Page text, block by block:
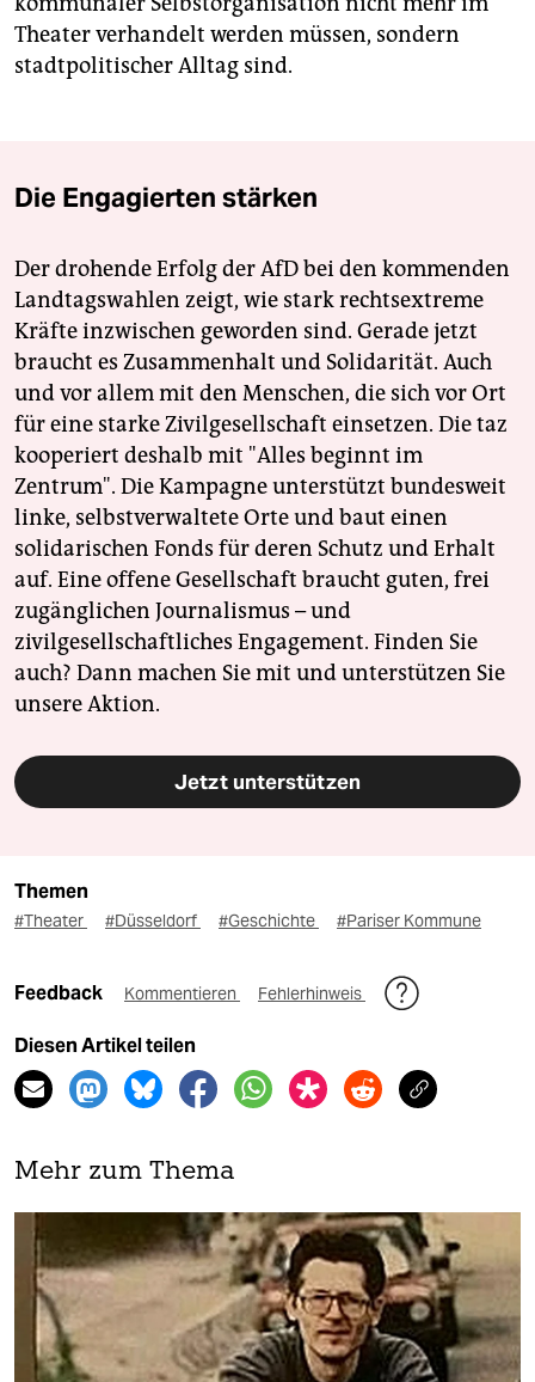
Theater verhandelt werden müssen, sondern
stadtpolitischer Alltag sind.
Die Engagierten stärken
Der drohende Erfolg der AfD bei den kommenden
Landtagswahlen zeigt, wie stark rechtsextreme
Kräfte inzwischen geworden sind. Gerade jetzt
braucht es Zusammenhalt und Solidarität. Auch
und vor allem mit den Menschen, die sich vor Ort
für eine starke Zivilgesellschaft einsetzen. Die taz
kooperiert deshalb mit "Alles beginnt im
Zentrum". Die Kampagne unterstützt bundesweit
linke, selbstverwaltete Orte und baut einen
solidarischen Fonds für deren Schutz und Erhalt
auf. Eine offene Gesellschaft braucht guten, frei
zugänglichen Journalismus – und
zivilgesellschaftliches Engagement. Finden Sie
auch? Dann machen Sie mit und unterstützen Sie
unsere Aktion.
Jetzt unterstützen
Themen
#Theater #Düsseldorf #Geschichte #Pariser Kommune
Feedback Kommentieren Fehlerhinweis
Diesen Artikel teilen
Mehr zum Thema